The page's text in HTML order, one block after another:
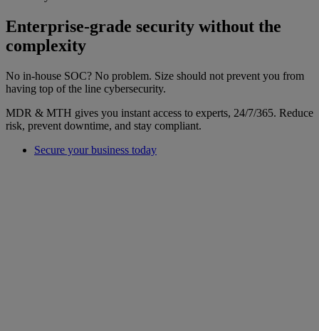
Enterprise-grade security without the
complexity
No in-house SOC? No problem. Size should not prevent you from
having top of the line cybersecurity.
MDR & MTH gives you instant access to experts, 24/7/365. Reduce
risk, prevent downtime, and stay compliant.
Secure your business today